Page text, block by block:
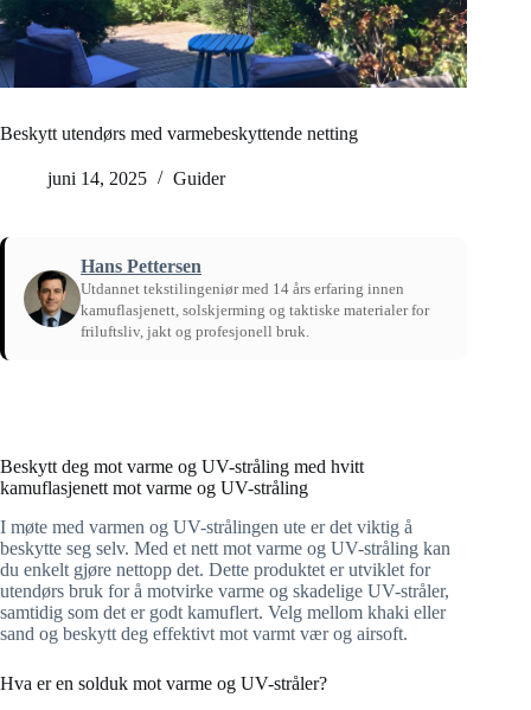
Beskytt utendørs med varmebeskyttende netting
juni 14, 2025 Guider
Hans Pettersen
Utdannet tekstilingeniør med 14 års erfaring innen
kamuflasjenett, solskjerming og taktiske materialer for
friluftsliv, jakt og profesjonell bruk.
Beskytt deg mot varme og UV-stråling med hvitt
kamuflasjenett mot varme og UV-stråling
I møte med varmen og UV-strålingen ute er det viktig å
beskytte seg selv. Med et nett mot varme og UV-stråling kan
du enkelt gjøre nettopp det. Dette produktet er utviklet for
utendørs bruk for å motvirke varme og skadelige UV-stråler,
samtidig som det er godt kamuflert. Velg mellom khaki eller
sand og beskytt deg effektivt mot varmt vær og airsoft.
Hva er en solduk mot varme og UV-stråler?